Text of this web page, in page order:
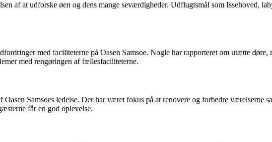
af at udforske øen og dens mange seværdigheder. Udflugtsmål som Issehoved,
med faciliteterne på Oasen Samsoe. Nogle har rapporteret om utætte
med rengøringen af fællesfaciliteterne.
Samsoes ledelse. Der har været fokus på at renovere og forbedre værelserne
får en god oplevelse.